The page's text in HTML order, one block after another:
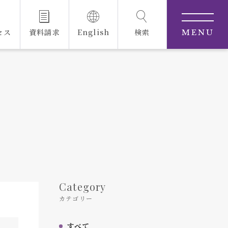
ス 資料請求 English 検索 MENU
Category
カテゴリー
すべて